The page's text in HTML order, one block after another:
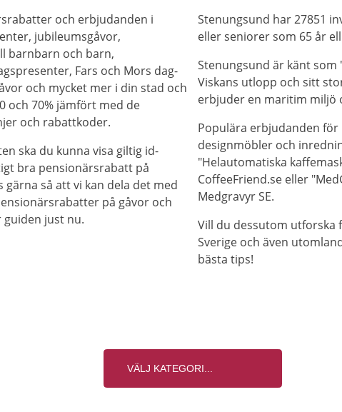
och erbjudanden i
jubileumsgåvor,
barnbarn och barn,
Fars och Mors dag-
och mycket mer i din stad och
och 70% jämfört med de
och rabattkoder.
ska du kunna visa giltig id-
bra pensionärsrabatt på
så att vi kan dela det med
på gåvor och
guiden just nu.
Stenungsund har 27851
eller seniorer som 65 år
Stenungsund är känt som
Viskans utlopp och sitt
erbjuder en maritim miljö
Populära erbjudanden
designmöbler och
"Helautomatiska
CoffeeFriend.se eller
Medgravyr SE.
Vill du dessutom utforska
Sverige och även
bästa tips!